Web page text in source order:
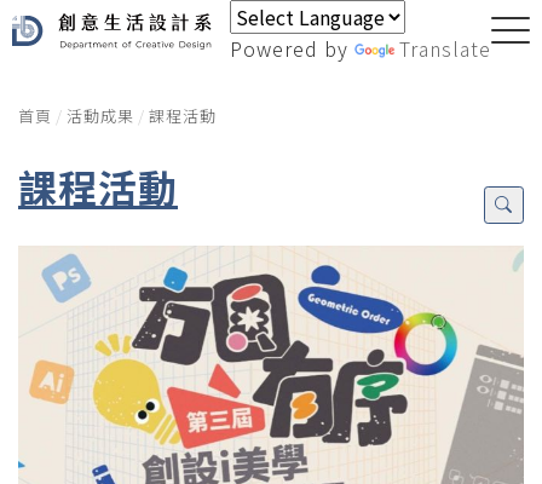
Powered by Translate
首頁 活動成果 課程活動
課程活動